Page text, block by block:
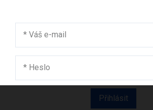
* Váš e-mail
* Heslo